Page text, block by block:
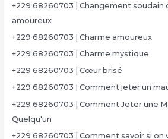
+229 68260703 | Changement
amoureux
+229 68260703 | Charme amoureux
+229 68260703 | Charme mystique
+229 68260703 | Cœur brisé
+229 68260703 | Comment jeter un
+229 68260703 | Comment Jeter une
Quelqu'un
+229 68260703 | Comment savoir si on